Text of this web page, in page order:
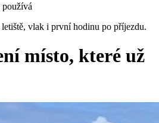
používá
vlak i první hodinu po příjezdu.
místo, které už